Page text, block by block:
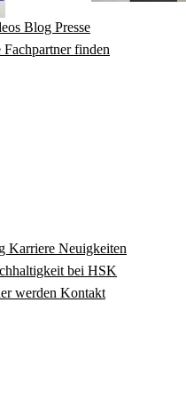
Blog Presse
Fachpartner finden
Karriere Neuigkeiten
bei HSK
werden Kontakt